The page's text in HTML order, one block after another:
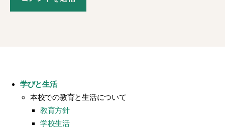
学びと生活
本校での教育と生活について
教育方針
学校生活